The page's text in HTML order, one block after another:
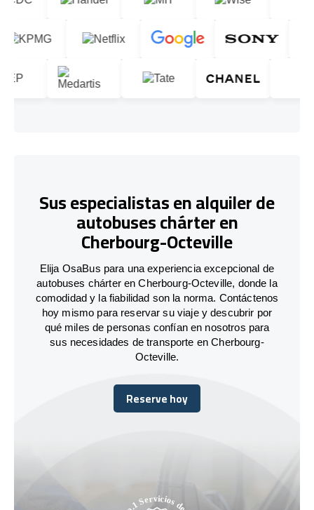
Sus especialistas en alquiler de
autobuses chárter en
Cherbourg-Octeville
Elija OsaBus para una experiencia excepcional de
autobuses chárter en Cherbourg-Octeville, donde la
comodidad y la fiabilidad son la norma. Contáctenos
hoy mismo para reservar su viaje y descubrir por
qué miles de personas confían en nosotros para
sus necesidades de transporte en Cherbourg-
Octeville.
Reserve hoy
Reserve hoy